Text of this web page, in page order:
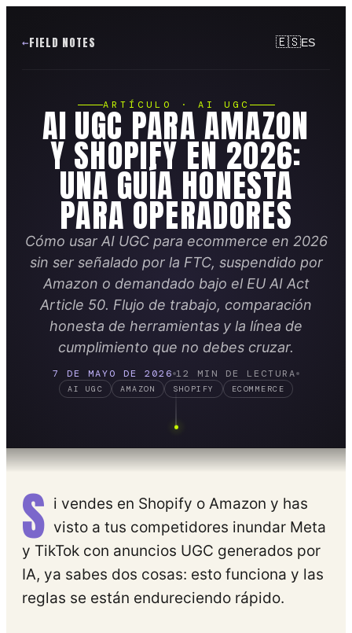
FIELD NOTES 🇪🇸ES
ARTÍCULO · AI UGC
AI UGC PARA AMAZON
Y SHOPIFY EN 2026:
UNA GUÍA HONESTA
PARA OPERADORES
Cómo usar AI UGC para ecommerce en 2026
sin ser señalado por la FTC, suspendido por
Amazon o demandado bajo el EU AI Act
Article 50. Flujo de trabajo, comparación
honesta de herramientas y la línea de
cumplimiento que no debes cruzar.
7 DE MAYO DE 2026 12 MIN DE LECTURA
AI UGC AMAZON SHOPIFY ECOMMERCE
S i vendes en Shopify o Amazon y has
visto a tus competidores inundar Meta
y TikTok con anuncios UGC generados por
IA, ya sabes dos cosas: esto funciona y las
reglas se están endureciendo rápido.